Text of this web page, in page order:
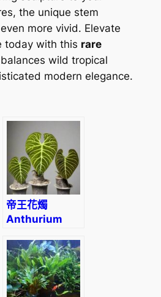
the unique stem
more vivid. Elevate
today with this rare
wild tropical
modern elegance.
帝王花燭
Anthurium